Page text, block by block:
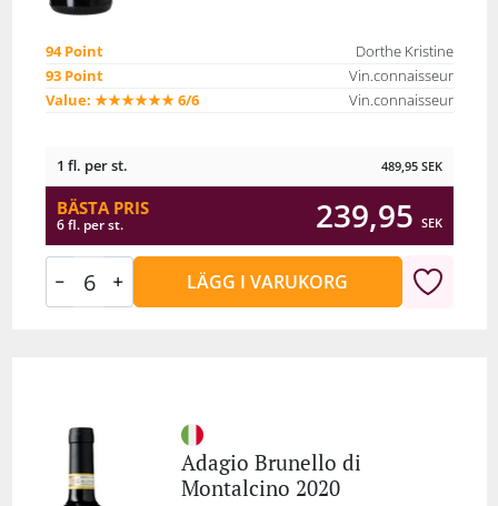
94 Point
Dorthe Kristine
93 Point
Vin.connaisseur
Value: ★★★★★★ 6/6
Vin.connaisseur
1 fl. per st. 489,95 SEK
BÄSTA PRIS
6 fl. per st. 239,95 SEK
LÄGG I VARUKORG
Adagio Brunello di
Montalcino 2020